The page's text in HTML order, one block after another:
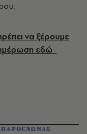
να ξέρουμε
εδώ
ΠΑΡΘΕΝΩΝΑΣ